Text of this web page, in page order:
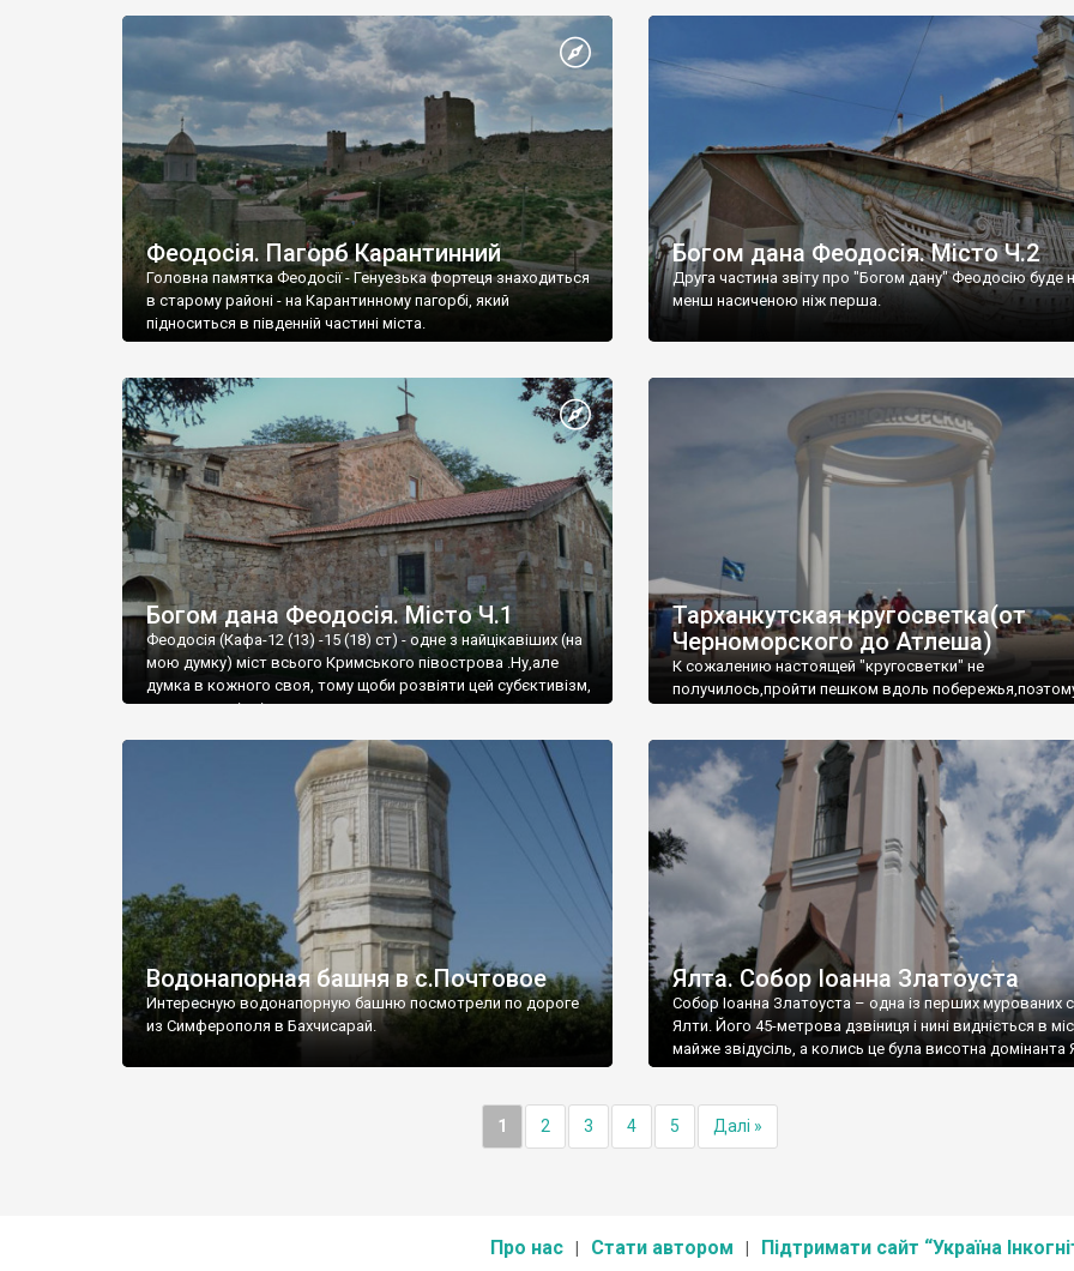
Феодосія. Пагорб Карантинний
Головна памятка Феодосії - Генуезька фортеця знаходиться
в старому районі - на Карантинному пагорбі, який
підноситься в південній частині міста.
Богом дана Феодосія. Місто Ч.2
Друга частина звіту про "Богом дану" Феодосію буде
менш насиченою ніж перша.
Богом дана Феодосія. Місто Ч.1
Феодосія (Кафа-12 (13) -15 (18) ст) - одне з найцікавіших (на
мою думку) міст всього Кримського півострова .Ну,але
думка в кожного своя, тому щоби розвіяти цей субєктивізм,
запрошую відвідати це
Тарханкутская кругосветка(от
Черноморского до Атлеша)
К сожалению настоящей "кругосветки" не
получилось,пройти пешком вдоль
Водонапорная башня в с.Почтовое
Интересную водонапорную башню посмотрели по дороге
из Симферополя в Бахчисарай.
Ялта. Собор Іоанна Златоуста
Собор Іоанна Златоуста – одна із перших мурованих
Ялти. Його 45-метрова дзвіниця і нині видніється в
майже звідусіль, а колись це була висотна домінанта
1 2 3 4 5 Далі »
Про нас Стати автором Підтримати сайт “Україна